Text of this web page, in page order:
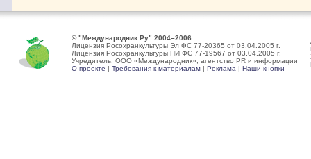
© "Международник.Ру" 2004–2006
Лицензия Росохранкультуры Эл ФС 77-20365 от 03.04.2005 г.
Лицензия Росохранкультуры ПИ ФС 77-19567 от 03.04.2005 г.
Учредитель: ООО «Международник», агентство PR и информации
О проекте | Требования к материалам | Реклама | Наши кнопки